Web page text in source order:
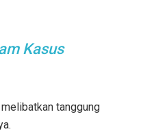
Kasus
tanggung